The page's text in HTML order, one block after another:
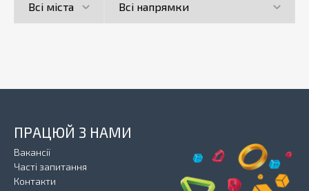
ПРАЦЮЙ З НАМИ
Вакансії
Часті запитання
Контакти